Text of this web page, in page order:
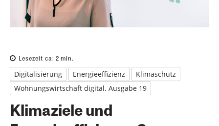
Lesezeit ca: 2 min.
Digitalisierung Energieeffizienz
Klimaschutz
Wohnungswirtschaft digital. Ausgabe 19
Klimaziele und